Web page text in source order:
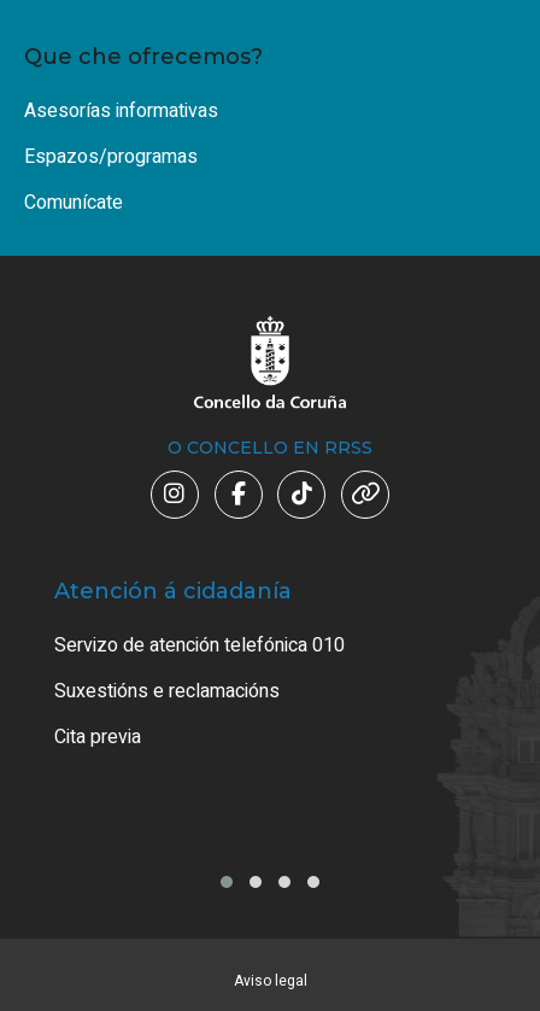
Que che ofrecemos?
Asesorías informativas
Espazos/programas
Comunícate
O CONCELLO EN RRSS
Atención á cidadanía
Servizo de atención telefónica 010
Suxestións e reclamacións
Cita previa
Aviso legal